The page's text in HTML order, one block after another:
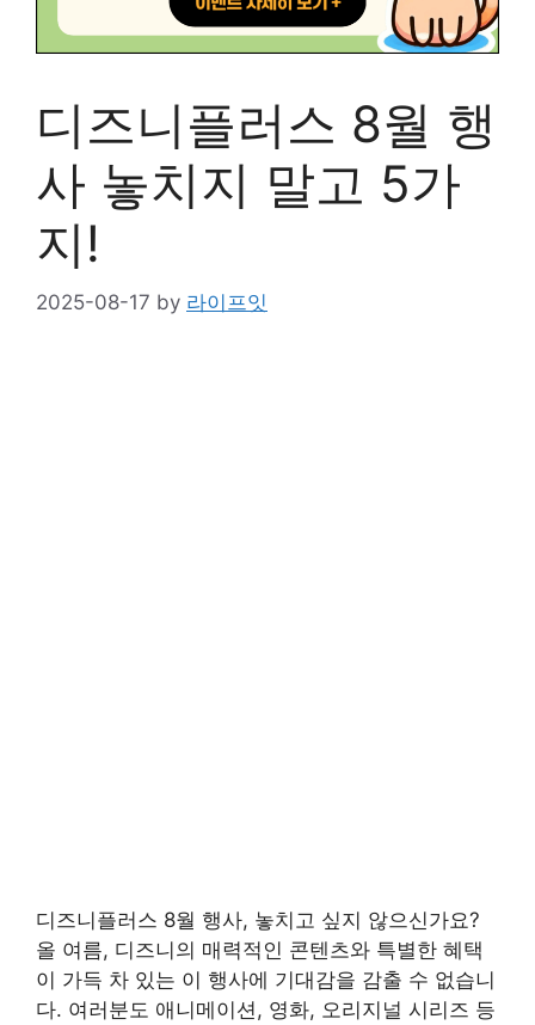
디즈니플러스 8월 행
사 놓치지 말고 5가
지!
2025-08-17 by 라이프잇
디즈니플러스 8월 행사, 놓치고 싶지 않으신가요?
올 여름, 디즈니의 매력적인 콘텐츠와 특별한 혜택
이 가득 차 있는 이 행사에 기대감을 감출 수 없습니
다. 여러분도 애니메이션, 영화, 오리지널 시리즈 등